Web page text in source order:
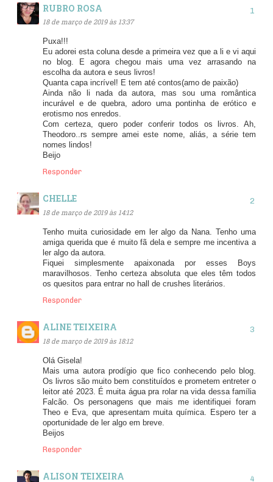
RUBRO ROSA
18 de março de 2019 às 13:37
Puxa!!!
Eu adorei esta coluna desde a primeira vez que a li e vi aqui
no blog. E agora chegou mais uma vez arrasando na
escolha da autora e seus livros!
Quanta capa incrível! E tem até contos(amo de paixão)
Ainda não li nada da autora, mas sou uma romântica
incurável e de quebra, adoro uma pontinha de erótico e
erotismo nos enredos.
Com certeza, quero poder conferir todos os livros. Ah,
Theodoro..rs sempre amei este nome, aliás, a série tem
nomes lindos!
Beijo
Responder
CHELLE
18 de março de 2019 às 14:12
Tenho muita curiosidade em ler algo da Nana. Tenho uma
amiga querida que é muito fã dela e sempre me incentiva a
ler algo da autora.
Fiquei simplesmente apaixonada por esses Boys
maravilhosos. Tenho certeza absoluta que eles têm todos
os quesitos para entrar no hall de crushes literários.
Responder
ALINE TEIXEIRA
18 de março de 2019 às 18:12
Olá Gisela!
Mais uma autora prodígio que fico conhecendo pelo blog.
Os livros são muito bem constituídos e prometem entreter o
leitor até 2023. É muita água pra rolar na vida dessa família
Falcão. Os personagens que mais me identifiquei foram
Theo e Eva, que apresentam muita química. Espero ter a
oportunidade de ler algo em breve.
Beijos
Responder
ALISON TEIXEIRA